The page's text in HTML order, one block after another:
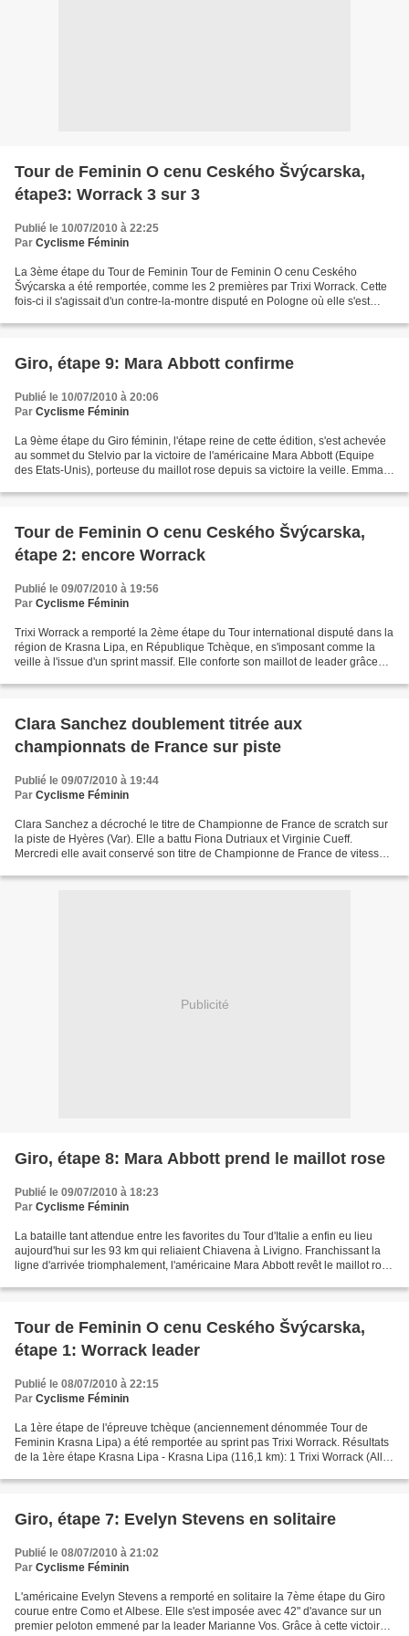
Tour de Feminin O cenu Ceského Švýcarska,
étape3: Worrack 3 sur 3
Publié le 10/07/2010 à 22:25
Par Cyclisme Féminin
La 3ème étape du Tour de Feminin Tour de Feminin O cenu Ceského
Švýcarska a été remportée, comme les 2 premières par Trixi Worrack. Cette
fois-ci il s'agissait d'un contre-la-montre disputé en Pologne où elle s'est
Giro, étape 9: Mara Abbott confirme
Publié le 10/07/2010 à 20:06
Par Cyclisme Féminin
La 9ème étape du Giro féminin, l'étape reine de cette édition, s'est achevée
au sommet du Stelvio par la victoire de l'américaine Mara Abbott (Equipe
des Etats-Unis), porteuse du maillot rose depuis sa victoire la veille. Emma
Tour de Feminin O cenu Ceského Švýcarska,
étape 2: encore Worrack
Publié le 09/07/2010 à 19:56
Par Cyclisme Féminin
Trixi Worrack a remporté la 2ème étape du Tour international disputé dans la
région de Krasna Lipa, en République Tchèque, en s'imposant comme la
veille à l'issue d'un sprint massif. Elle conforte son maillot de leader grâce
Clara Sanchez doublement titrée aux
championnats de France sur piste
Publié le 09/07/2010 à 19:44
Par Cyclisme Féminin
Clara Sanchez a décroché le titre de Championne de France de scratch sur
la piste de Hyères (Var). Elle a battu Fiona Dutriaux et Virginie Cueff.
Mercredi elle avait conservé son titre de Championne de France de vitesse.
Publicité
Giro, étape 8: Mara Abbott prend le maillot rose
Publié le 09/07/2010 à 18:23
Par Cyclisme Féminin
La bataille tant attendue entre les favorites du Tour d'Italie a enfin eu lieu
aujourd'hui sur les 93 km qui reliaient Chiavena à Livigno. Franchissant la
ligne d'arrivée triomphalement, l'américaine Mara Abbott revêt le maillot rose
Tour de Feminin O cenu Ceského Švýcarska,
étape 1: Worrack leader
Publié le 08/07/2010 à 22:15
Par Cyclisme Féminin
La 1ère étape de l'épreuve tchèque (anciennement dénommée Tour de
Feminin Krasna Lipa) a été remportée au sprint pas Trixi Worrack. Résultats
de la 1ère étape Krasna Lipa - Krasna Lipa (116,1 km): 1 Trixi Worrack (All)
Giro, étape 7: Evelyn Stevens en solitaire
Publié le 08/07/2010 à 21:02
Par Cyclisme Féminin
L'américaine Evelyn Stevens a remporté en solitaire la 7ème étape du Giro
courue entre Como et Albese. Elle s'est imposée avec 42" d'avance sur un
premier peloton emmené par la leader Marianne Vos. Grâce à cette victoire,